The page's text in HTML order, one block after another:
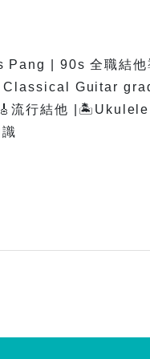
Pang | 90s 全職結他
Classical Guitar
流行結他 |🏝Ukulele